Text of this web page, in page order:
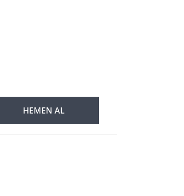
HEMEN AL